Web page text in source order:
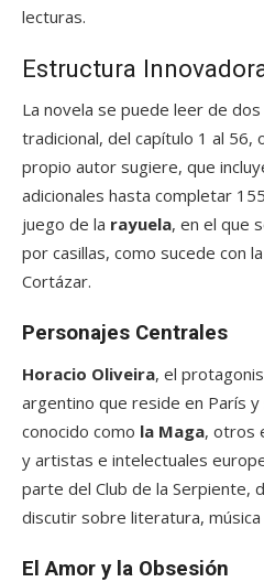
lecturas.
Estructura
La novela se puede leer de
tradicional, del capítulo 1 al 56,
propio autor sugiere, que
adicionales hasta completar
juego de la rayuela, en el que
por casillas, como sucede con
Cortázar.
Personajes Centrales
Horacio Oliveira, el
argentino que reside en París y
conocido como la Maga, otros
y artistas e intelectuales
parte del Club de la Serpiente,
discutir sobre literatura,
El Amor y la Obsesión